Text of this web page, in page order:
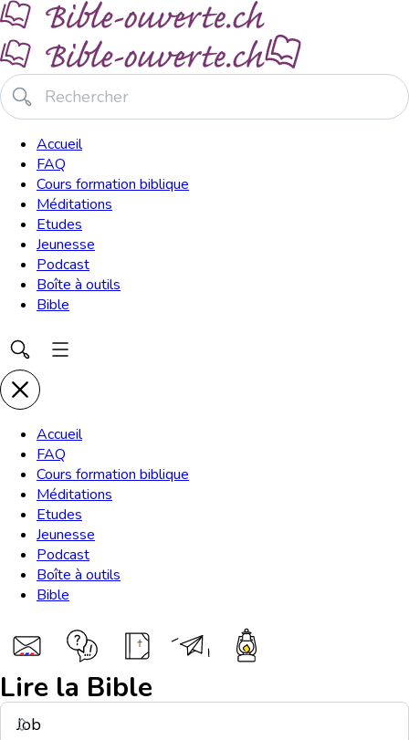
Accueil
FAQ
Cours formation biblique
Méditations
Etudes
Jeunesse
Podcast
Boîte à outils
Bible
Accueil
FAQ
Cours formation biblique
Méditations
Etudes
Jeunesse
Podcast
Boîte à outils
Bible
Lire la Bible